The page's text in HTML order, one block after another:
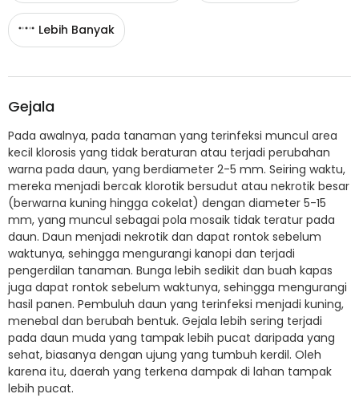
Lebih Banyak
Gejala
Pada awalnya, pada tanaman yang terinfeksi muncul area
kecil klorosis yang tidak beraturan atau terjadi perubahan
warna pada daun, yang berdiameter 2-5 mm. Seiring waktu,
mereka menjadi bercak klorotik bersudut atau nekrotik besar
(berwarna kuning hingga cokelat) dengan diameter 5-15
mm, yang muncul sebagai pola mosaik tidak teratur pada
daun. Daun menjadi nekrotik dan dapat rontok sebelum
waktunya, sehingga mengurangi kanopi dan terjadi
pengerdilan tanaman. Bunga lebih sedikit dan buah kapas
juga dapat rontok sebelum waktunya, sehingga mengurangi
hasil panen. Pembuluh daun yang terinfeksi menjadi kuning,
menebal dan berubah bentuk. Gejala lebih sering terjadi
pada daun muda yang tampak lebih pucat daripada yang
sehat, biasanya dengan ujung yang tumbuh kerdil. Oleh
karena itu, daerah yang terkena dampak di lahan tampak
lebih pucat.